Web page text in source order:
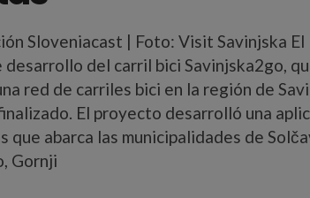
Sloveniacast | Foto: Visit Savinjska El
del carril bici Savinjska2go,
red de carriles bici en la región de
El proyecto desarrolló una
que abarca las municipalidades de
Gornji